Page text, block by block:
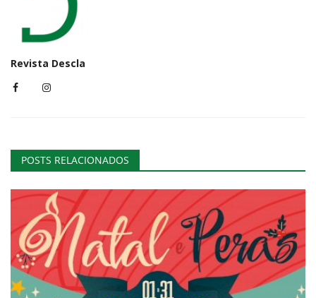
Revista Descla
POSTS RELACIONADOS